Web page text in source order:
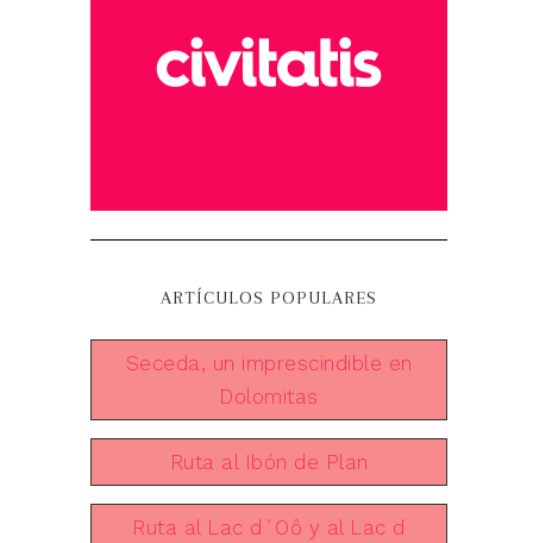
ARTÍCULOS POPULARES
Seceda, un imprescindible en
Dolomitas
Ruta al Ibón de Plan
Ruta al Lac d´Oô y al Lac d